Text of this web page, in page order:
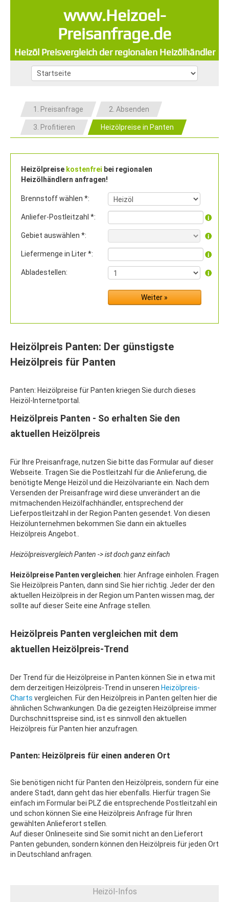
www.Heizoel-
Preisanfrage.de
Heizöl Preisvergleich der regionalen Heizölhändler
1. Preisanfrage 2. Absenden
3. Profitieren Heizölpreise in Panten
Heizölpreise kostenfrei bei regionalen
Heizölhändlern anfragen!
Brennstoff wählen *:
Anliefer-Postleitzahl *:
Gebiet auswählen *:
Liefermenge in Liter *:
Abladestellen:
Heizölpreis Panten: Der günstigste
Heizölpreis für Panten
Panten: Heizölpreise für Panten kriegen Sie durch dieses
Heizöl-Internetportal.
Heizölpreis Panten - So erhalten Sie den
aktuellen Heizölpreis
Für Ihre Preisanfrage, nutzen Sie bitte das Formular auf dieser
Webseite. Tragen Sie die Postleitzahl für die Anlieferung, die
benötigte Menge Heizöl und die Heizölvariante ein. Nach dem
Versenden der Preisanfrage wird diese unverändert an die
mitmachenden Heizölfachhändler, entsprechend der
Lieferpostleitzahl in der Region Panten gesendet. Von diesen
Heizölunternehmen bekommen Sie dann ein aktuelles
Heizölpreis Angebot..
Heizölpreisvergleich Panten -> ist doch ganz einfach
Heizölpreise Panten vergleichen: hier Anfrage einholen. Fragen
Sie Heizölpreis Panten, dann sind Sie hier richtig. Jeder der den
aktuellen Heizölpreis in der Region um Panten wissen mag, der
sollte auf dieser Seite eine Anfrage stellen.
Heizölpreis Panten vergleichen mit dem
aktuellen Heizölpreis-Trend
Der Trend für die Heizölpreise in Panten können Sie in etwa mit
dem derzeitigen Heizölpreis-Trend in unseren Heizölpreis-
Charts vergleichen. Für den Heizölpreis in Panten gelten hier die
ähnlichen Schwankungen. Da die gezeigten Heizölpreise immer
Durchschnittspreise sind, ist es sinnvoll den aktuellen
Heizölpreis für Panten hier anzufragen.
Panten: Heizölpreis für einen anderen Ort
Sie benötigen nicht für Panten den Heizölpreis, sondern für eine
andere Stadt, dann geht das hier ebenfalls. Hierfür tragen Sie
einfach im Formular bei PLZ die entsprechende Postleitzahl ein
und schon können Sie eine Heizölpreis Anfrage für Ihren
gewählten Anlieferort stellen.
Auf dieser Onlineseite sind Sie somit nicht an den Lieferort
Panten gebunden, sondern können den Heizölpreis für jeden Ort
in Deutschland anfragen.
Heizöl-Infos